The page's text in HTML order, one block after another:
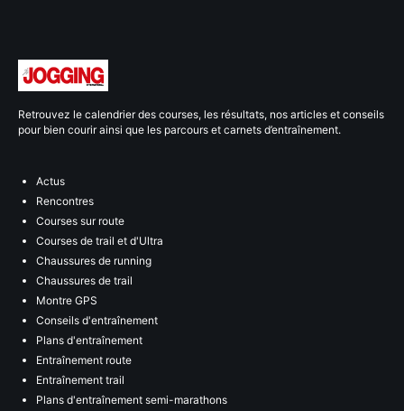
Retrouvez le calendrier des courses, les résultats, nos articles et conseils
pour bien courir ainsi que les parcours et carnets d’entraînement.
Actus
Rencontres
Courses sur route
Courses de trail et d'Ultra
Chaussures de running
Chaussures de trail
Montre GPS
Conseils d'entraînement
Plans d'entraînement
Entraînement route
Entraînement trail
Plans d'entraînement semi-marathons